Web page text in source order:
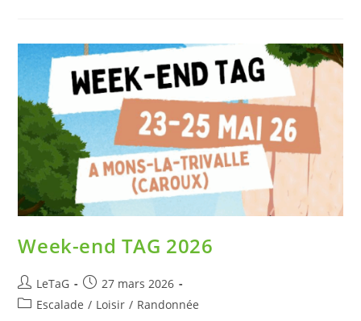
Week-end TAG 2026
LeTaG
27 mars 2026
Escalade / Loisir / Randonnée